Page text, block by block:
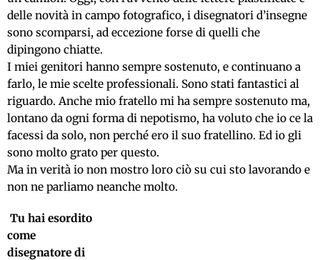
delle novità in campo fotografico, i disegnatori d’insegne
sono scomparsi, ad eccezione forse di quelli che
dipingono chiatte.
I miei genitori hanno sempre sostenuto, e continuano a
farlo, le mie scelte professionali. Sono stati fantastici al
riguardo. Anche mio fratello mi ha sempre sostenuto ma,
lontano da ogni forma di nepotismo, ha voluto che io ce la
facessi da solo, non perché ero il suo fratellino. Ed io gli
sono molto grato per questo.
Ma in verità io non mostro loro ciò su cui sto lavorando e
non ne parliamo neanche molto.
Tu hai esordito
come
disegnatore di